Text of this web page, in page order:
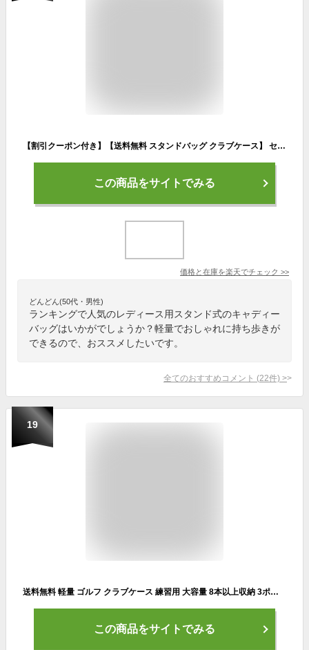
【割引クーポン付き】【送料無料 スタンドバッグ クラブケース】 セルフスタンド クラブケース セルフスタンド クラブケース ゴルフ キャディバッグ ラウンド スタンド ゴルフバッグ スタンドバッグ ショートコース キャディバッグ 打ちっぱなし
この商品をサイトでみる
価格と在庫を楽天でチェック >>
どんどん(50代・男性)
ランキングで人気のレディース用スタンド式のキャディー
バッグはいかがでしょうか？軽量でおしゃれに持ち歩きが
できるので、おススメしたいです。
全てのおすすめコメント (22件) >
19
送料無料 軽量 ゴルフ クラブケース 練習用 大容量 8本以上収納 3ポケット ゴルフバッグ ゴルフケース ソフトケース 打ちっ放し キャディバッグ バッグイン メンズ レディース ユニセックス 男女兼用 折りたたみ キャディーバッグ 1年保証
この商品をサイトでみる